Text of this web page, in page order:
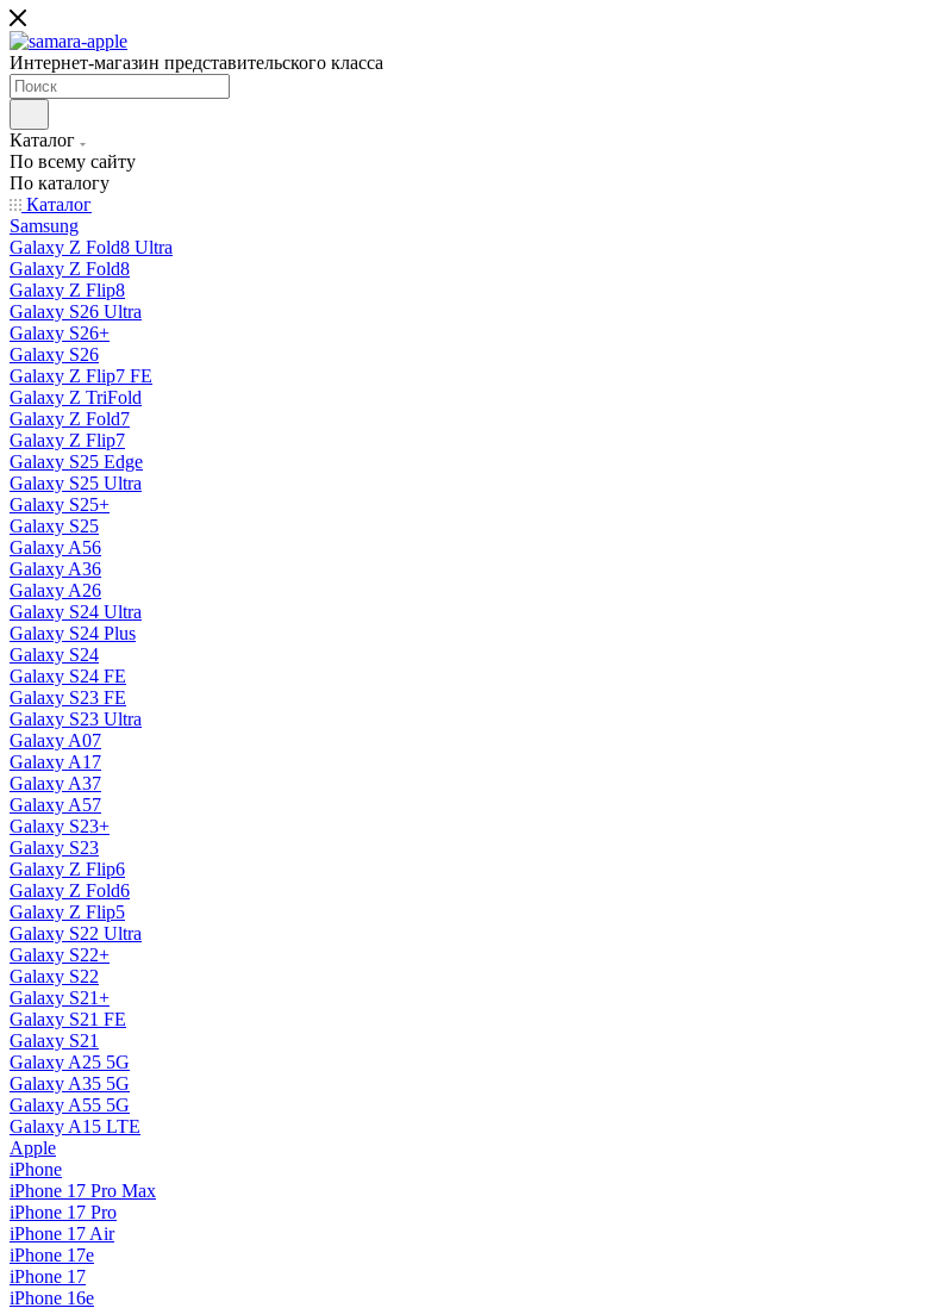
Интернет-магазин представительского класса
Каталог
По всему сайту
По каталогу
Каталог
Samsung
Galaxy Z Fold8 Ultra
Galaxy Z Fold8
Galaxy Z Flip8
Galaxy S26 Ultra
Galaxy S26+
Galaxy S26
Galaxy Z Flip7 FE
Galaxy Z TriFold
Galaxy Z Fold7
Galaxy Z Flip7
Galaxy S25 Edge
Galaxy S25 Ultra
Galaxy S25+
Galaxy S25
Galaxy A56
Galaxy A36
Galaxy A26
Galaxy S24 Ultra
Galaxy S24 Plus
Galaxy S24
Galaxy S24 FE
Galaxy S23 FE
Galaxy S23 Ultra
Galaxy A07
Galaxy A17
Galaxy A37
Galaxy A57
Galaxy S23+
Galaxy S23
Galaxy Z Flip6
Galaxy Z Fold6
Galaxy Z Flip5
Galaxy S22 Ultra
Galaxy S22+
Galaxy S22
Galaxy S21+
Galaxy S21 FE
Galaxy S21
Galaxy A25 5G
Galaxy A35 5G
Galaxy A55 5G
Galaxy A15 LTE
Apple
iPhone
iPhone 17 Pro Max
iPhone 17 Pro
iPhone 17 Air
iPhone 17e
iPhone 17
iPhone 16e